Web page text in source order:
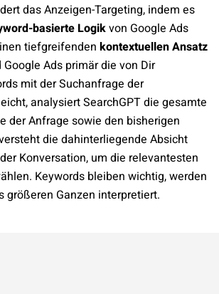
das Anzeigen-Targeting, indem es
basierte Logikvon Google Ads
tiefgreifenden kontextuellen Ansatz
Ads primär die von Dir
mit der Suchanfrage der
analysiert SearchGPT die gesamte
der Anfrage sowie den bisherigen
die dahinterliegende Absicht
Konversation, um die relevantesten
Keywords bleiben wichtig, werden
größeren Ganzen interpretiert.